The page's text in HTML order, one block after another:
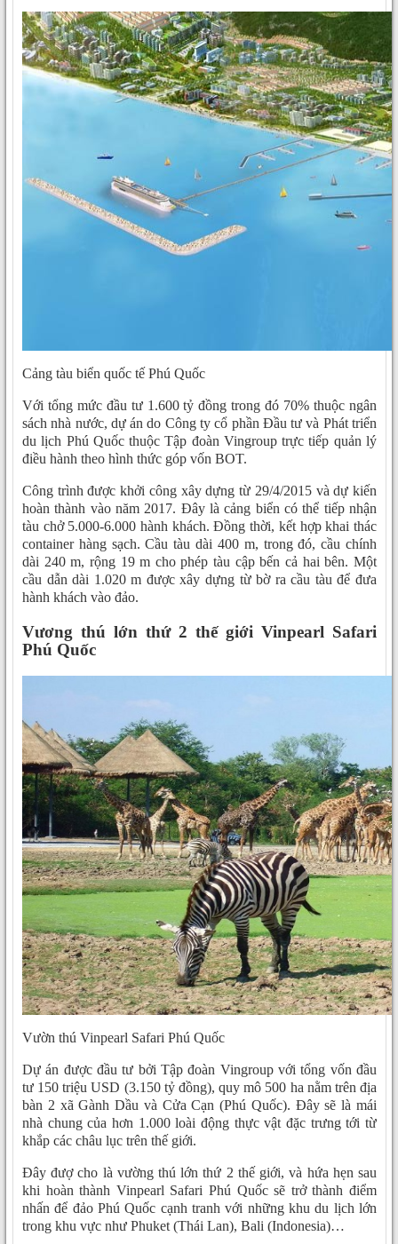
Cảng tàu biển quốc tế Phú Quốc
Với tổng mức đầu tư 1.600 tỷ đồng trong đó 70% thuộc ngân
sách nhà nước, dự án do Công ty cổ phần Đầu tư và Phát triển
du lịch Phú Quốc thuộc Tập đoàn Vingroup trực tiếp quản lý
điều hành theo hình thức góp vốn BOT.
Công trình được khởi công xây dựng từ 29/4/2015 và dự kiến
hoàn thành vào năm 2017. Đây là cảng biển có thể tiếp nhận
tàu chở 5.000-6.000 hành khách. Đồng thời, kết hợp khai thác
container hàng sạch. Cầu tàu dài 400 m, trong đó, cầu chính
dài 240 m, rộng 19 m cho phép tàu cập bến cả hai bên. Một
cầu dẫn dài 1.020 m được xây dựng từ bờ ra cầu tàu để đưa
hành khách vào đảo.
Vương thú lớn thứ 2 thế giới Vinpearl Safari
Phú Quốc
Vườn thú Vinpearl Safari Phú Quốc
Dự án được đầu tư bởi Tập đoàn Vingroup với tổng vốn đầu
tư 150 triệu USD (3.150 tỷ đồng), quy mô 500 ha nằm trên địa
bàn 2 xã Gành Dầu và Cửa Cạn (Phú Quốc). Đây sẽ là mái
nhà chung của hơn 1.000 loài động thực vật đặc trưng tới từ
khắp các châu lục trên thế giới.
Đây đượ cho là vường thú lớn thứ 2 thế giới, và hứa hẹn sau
khi hoàn thành Vinpearl Safari Phú Quốc sẽ trở thành điểm
nhấn để đảo Phú Quốc cạnh tranh với những khu du lịch lớn
trong khu vực như Phuket (Thái Lan), Bali (Indonesia)…